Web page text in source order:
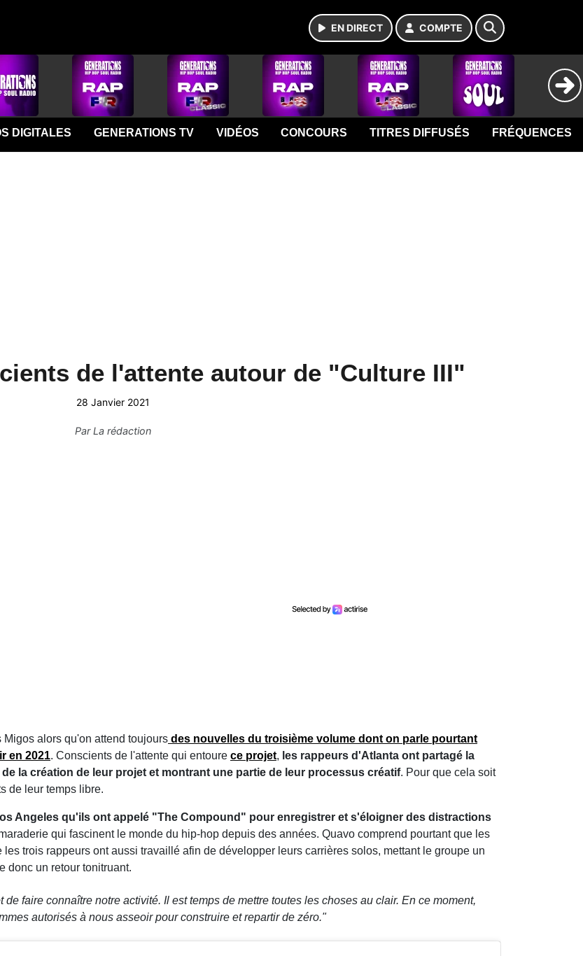
EN DIRECT COMPTE
DIGITALES GENERATIONS TV VIDÉOS CONCOURS TITRES DIFFUSÉS FRÉQUENCES
de l'attente autour de "Culture III"
28 Janvier 2021
ParLa rédaction
alors qu'on attend toujours des nouvelles du troisième volume dont on parle pourtant
en 2021. Conscients de l'attente qui entoure ce projet, les rappeurs d'Atlanta ont partagé la
la création de leur projet et montrant une partie de leur processus créatif. Pour que cela soit
de leur temps libre.
Angeles qu'ils ont appelé "The Compound" pour enregistrer et s'éloigner des distractions
qui fascinent le monde du hip-hop depuis des années. Quavo comprend pourtant que les
trois rappeurs ont aussi travaillé afin de développer leurs carrières solos, mettant le groupe un
donc un retour tonitruant.
faire connaître notre activité. Il est temps de mettre toutes les choses au clair. En ce moment,
autorisés à nous asseoir pour construire et repartir de zéro."